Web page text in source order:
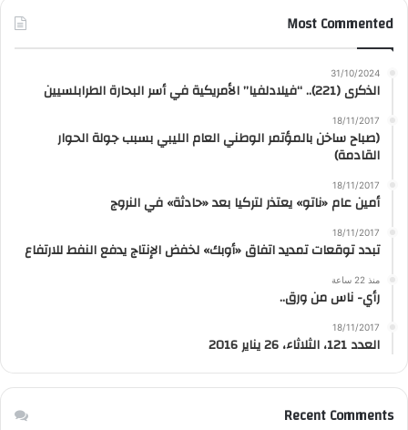
Most Commented
31/10/2024
الذكرى (221).. “فيلادلفيا” الأمريكية في أسر البحارة الطرابلسيين
18/11/2017
(صباح ساخن بالمؤتمر الوطني العام الليبي بسبب جولة الحوار
القادمة)
18/11/2017
أمين عام «ناتو» يعتذر لتركيا بعد «حادثة» في النروج
18/11/2017
تبدد توقعات تمديد اتفاق «أوبك» لخفض الإنتاج يدفع النفط للارتفاع
منذ 22 ساعة
رأي- ناس من ورق..
18/11/2017
العدد 121، الثلاثاء، 26 يناير 2016
Recent Comments